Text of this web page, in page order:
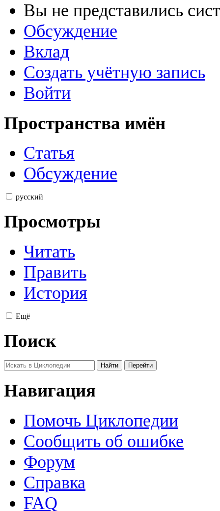
Вы не представились
Обсуждение
Вклад
Создать учётную запись
Войти
Пространства имён
Статья
Обсуждение
русский
Просмотры
Читать
Править
История
Ещё
Поиск
Навигация
Помочь Циклопедии
Сообщить об ошибке
Форум
Справка
FAQ